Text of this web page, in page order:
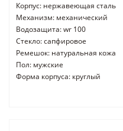
Корпус: нержавеющая сталь
Механизм: механический
Водозащита: wr 100
Стекло: сапфировое
Ремешок: натуральная кожа
Пол: мужские
Форма корпуса: круглый